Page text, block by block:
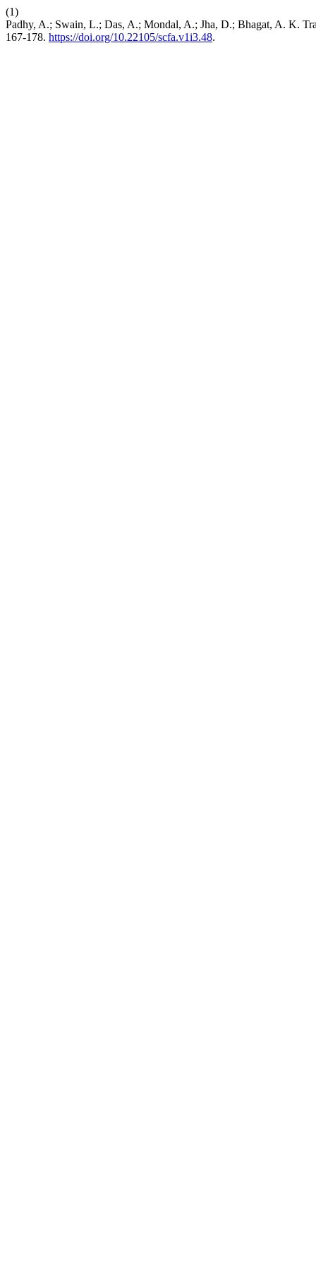
(1)
Padhy, A.; Swain, L.; Das, A.; Mondal, A.; Jha, D.; Bhagat, A. K.
167-178. https://doi.org/10.22105/scfa.v1i3.48.